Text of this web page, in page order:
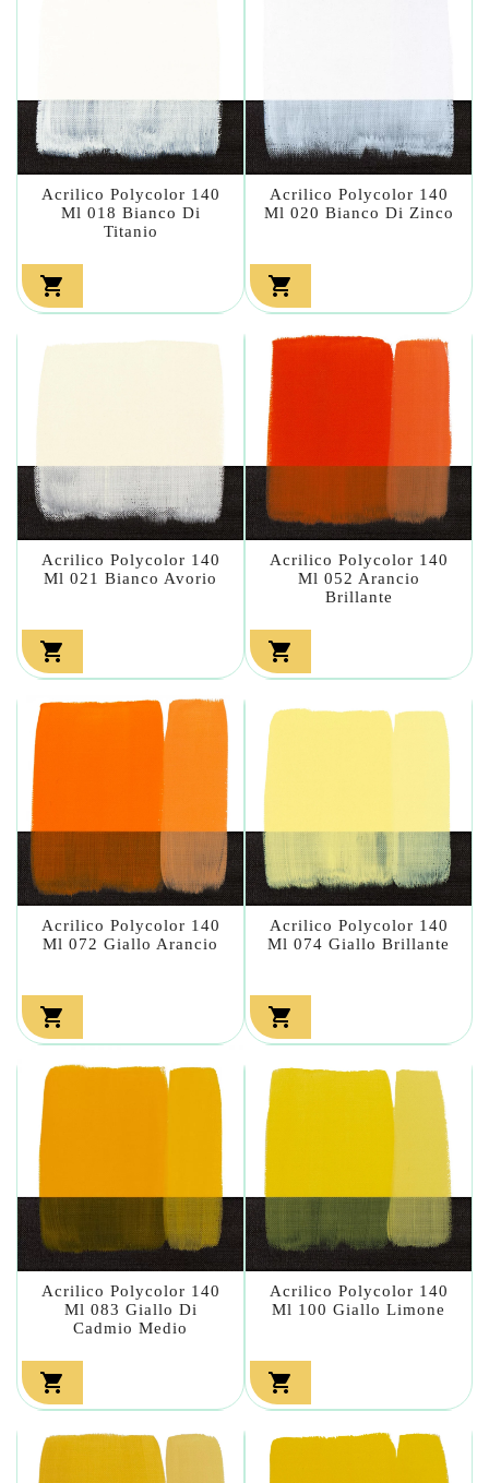
Acrilico Polycolor 140
Ml 018 Bianco Di
Titanio

Acrilico Polycolor 140
Ml 020 Bianco Di Zinco

Acrilico Polycolor 140
Ml 021 Bianco Avorio

Acrilico Polycolor 140
Ml 052 Arancio
Brillante

Acrilico Polycolor 140
Ml 072 Giallo Arancio

Acrilico Polycolor 140
Ml 074 Giallo Brillante

Acrilico Polycolor 140
Ml 083 Giallo Di
Cadmio Medio

Acrilico Polycolor 140
Ml 100 Giallo Limone
